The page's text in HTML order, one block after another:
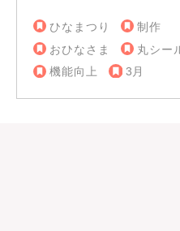
ひなまつり
制作
おひなさま
丸シー
機能向上
3月